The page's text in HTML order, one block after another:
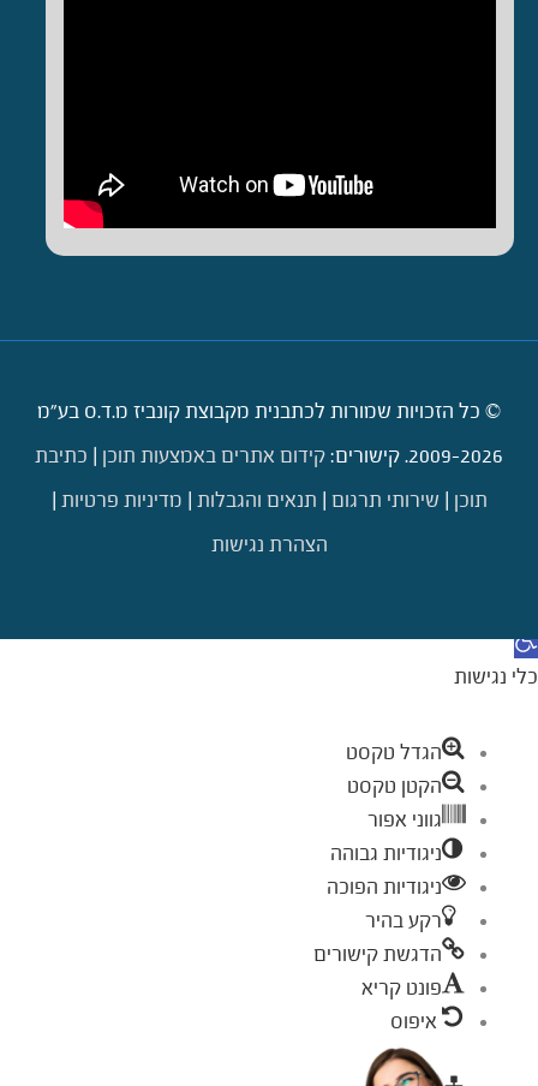
© כל הזכויות שמורות לכתבנית מקבוצת קונביז מ.ד.ס בע"מ
2009-2026. קישורים:
קידום אתרים באמצעות תוכן
כתיבת
תוכן
שירותי תרגום תנאים והגבלות מדיניות פרטיות
הצהרת נגישות
פתח סרגל נגישות
כלי נגישות
הגדל טקסט
הקטן טקסט
גווני אפור
ניגודיות גבוהה
ניגודיות הפוכה
רקע בהיר
הדגשת קישורים
פונט קריא
איפוס